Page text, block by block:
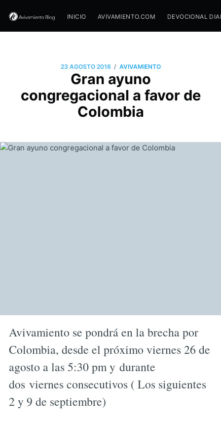
INICIO AVIVAMIENTO.COM DEVOCIONAL
23 AGOSTO 2016 / AVIVAMIENTO
Gran ayuno
congregacional a favor de
Colombia
Avivamiento se pondrá en la brecha por
Colombia, desde el próximo viernes 26 de
agosto a las 5:30 pm y durante
dos viernes consecutivos ( Los siguientes
2 y 9 de septiembre)